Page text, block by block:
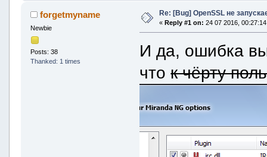
forgetmyname
Newbie
Posts: 38
Thanked: 1 times
Re: [Bug] OpenSSL не
« Reply #1 on: 24 07 2016,
И да, ошибка
чток чёрту